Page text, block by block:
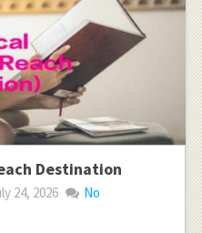
Destination
24, 2026
No